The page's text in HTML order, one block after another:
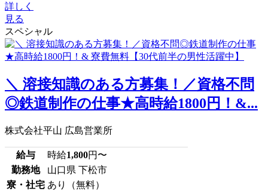
詳しく
見る
スペシャル
＼ 溶接知識のある方募集！／資格不問
◎鉄道制作の仕事★高時給1800円！&...
株式会社平山 広島営業所
給与 時給1,800円〜
勤務地
山口県 下松市
寮・社宅 あり（無料）